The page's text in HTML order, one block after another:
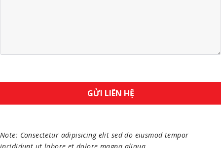
Note: Consectetur adipisicing elit sed do eiusmod tempor